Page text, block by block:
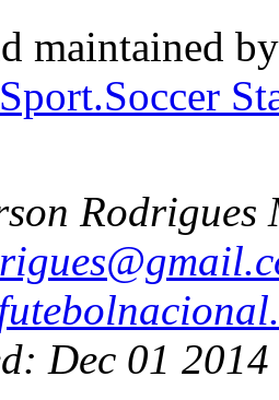
maintained
Rodrigues
Dec 01 2014